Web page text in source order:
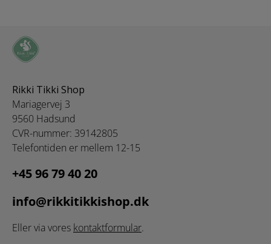
Rikki Tikki Shop
Mariagervej 3
9560 Hadsund
CVR-nummer: 39142805
Telefontiden er mellem 12-15
+45 96 79 40 20
info@rikkitikkishop.dk
Eller via vores kontaktformular.